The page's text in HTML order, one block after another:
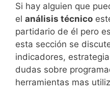
Si hay alguien que
el análisis técnico
partidario de él pero
esta sección se
indicadores,
dudas sobre
herramientas mas